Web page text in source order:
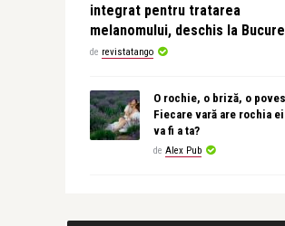
integrat pentru tratarea
melanomului, deschis la
de revistatango
O rochie, o briză, o
Fiecare vară are rochia
va fi a ta?
de Alex Pub